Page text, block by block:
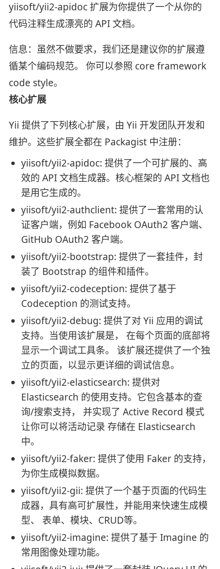
yiisoft/yii2-apidoc 扩展为你提供了一个从你的
代码注释生成漂亮的 API 文档。
信息：虽然不做要求，我们还是建议你的扩展遵
循某个编码规范。 你可以参照 core framework
code style。
核心扩展
Yii 提供了下列核心扩展，由 Yii 开发团队开发和
维护。这些扩展全都在 Packagist 中注册：
yiisoft/yii2-apidoc: 提供了一个可扩展的、高
效的 API 文档生成器。核心框架的 API 文档也
是用它生成的。
yiisoft/yii2-authclient: 提供了一套常用的认
证客户端，例如 Facebook OAuth2 客户端、
GitHub OAuth2 客户端。
yiisoft/yii2-bootstrap: 提供了一套挂件，封
装了 Bootstrap 的组件和插件。
yiisoft/yii2-codeception: 提供了基于
Codeception 的测试支持。
yiisoft/yii2-debug: 提供了对 Yii 应用的调试
支持。当使用该扩展是， 在每个页面的底部将
显示一个调试工具条。 该扩展还提供了一个独
立的页面，以显示更详细的调试信息。
yiisoft/yii2-elasticsearch: 提供对
Elasticsearch 的使用支持。它包含基本的查
询/搜索支持， 并实现了 Active Record 模式
让你可以将活动记录 存储在 Elasticsearch
中。
yiisoft/yii2-faker: 提供了使用 Faker 的支持，
为你生成模拟数据。
yiisoft/yii2-gii: 提供了一个基于页面的代码生
成器，具有高可扩展性，并能用来快速生成模
型、 表单、模块、CRUD等。
yiisoft/yii2-imagine: 提供了基于 Imagine 的
常用图像处理功能。